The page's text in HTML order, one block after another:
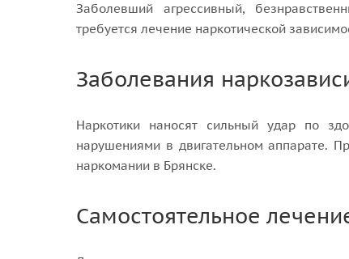
Заболевший агрессивный,
требуется лечение наркотической
Заболевания
Наркотики наносят сильный удар по
нарушениями в двигательном аппарате.
наркомании в Брянске.
Самостоятельное